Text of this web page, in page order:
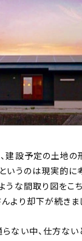
建設予定の土地
いうのは現実的に
うな間取り図をこ
より却下が続きま
ない中、仕方ない